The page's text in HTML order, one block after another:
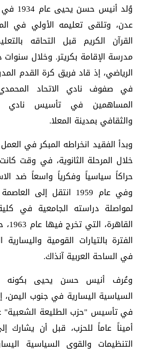
وُلد
عدن، وتلقى تعليمه الأولي في
القرآن الكريم قبل التحاقه
مدرسة الإقامة بكريتر. وخلال
الرياضي، إذ قاد فريق كرة القدم
في صفوف نادي الاتحاد
المساهمين في تأسيس نادي
والثقافي بمدينة المعلا.
وبدأ الفقيد انخراطه المبكر في
خلال المرحلة الثانوية، في وقت
حراكاً سياسياً وفكرياً واسعاً ضد
وفي عام 1959 انتقل إلى
لمواصلة دراسته الجامعية في
الفترة بالتيارات القومية
في الساحة العربية آنذاك.
وعُرف أنيس حسن يحيى بكونه
السياسية اليسارية في جنوب
أميناً عاماً للحزب، قبل أن
التنظيمات والقوى السياسية